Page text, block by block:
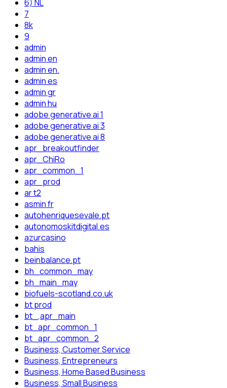
6) NL
7
8k
9
admin
admin en
admin en.
admin es
admin gr
admin hu
adobe generative ai 1
adobe generative ai 3
adobe generative ai 8
apr_breakoutfinder
apr_ChiRo
apr_common_1
apr_prod
ar t2
asmin fr
autohenriquesevale.pt
autonomoskitdigital.es
azurcasino
bahis
beinbalance.pt
bh_common_may
bh_main_may
biofuels-scotland.co.uk
bt prod
bt_,apr_main
bt_apr_common_1
bt_apr_common_2
Business, Customer Service
Business, Entrepreneurs
Business, Home Based Business
Business, Small Business